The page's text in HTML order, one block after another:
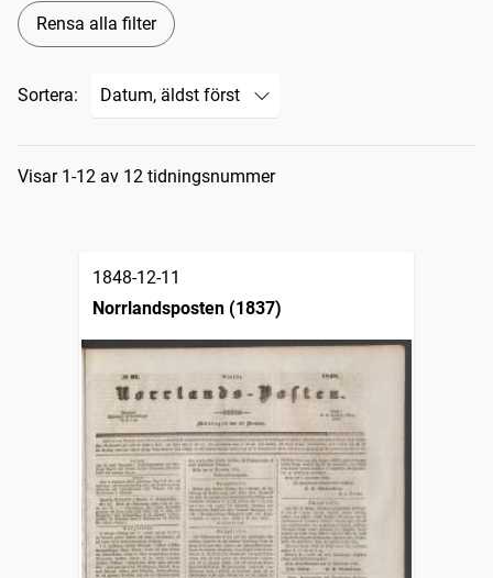
Rensa alla filter
Sortera:
Sökresultat
Visar 1-12 av 12 tidningsnummer
1848-12-11
Norrlandsposten (1837)